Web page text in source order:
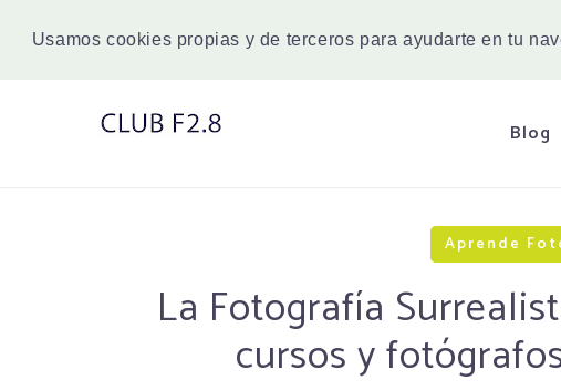
Usamos cookies propias y de terceros para ayudarte en tu
Blog
Aprende
La Fotografía
cursos y